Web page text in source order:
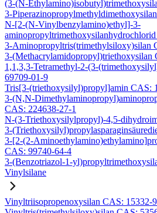
(3-(N-
3-
N-[2-(N-Vinylbenzylamino)ethyl]-3-
3-Aminopropyltris(trimethylsiloxy)silan
3-(Methacrylamidopropyl)triethoxysilan
1,1,3,3-Tetramethyl-2-(3-
69709-01-9
Tris[3-(triethoxysilyl)propyl]amin CAS:
3-(N,N-
CAS: 224638-27-1
N-(3-Triethoxysilylpropyl)-4,5-
3-
3-[2-(2-
CAS: 99740-64-4
3-(Benzotriazol-1-
Vinylsilane
Vinyltriisopropenoxysilan CAS: 15332-